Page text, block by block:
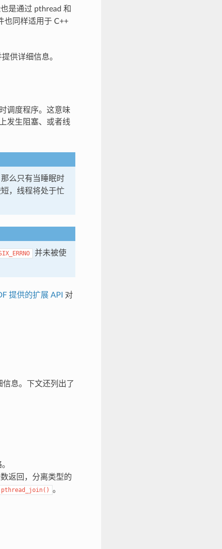
是通过 pthread 和
也同样适用于 C++
提供详细信息。
调度程序。这意味
发生阻塞、或者线
那么只有当睡眠时
，线程将处于忙
并未被使
提供的扩展 API
对
息。下文还列出了
返回，分离类型的
pthread_join() 。